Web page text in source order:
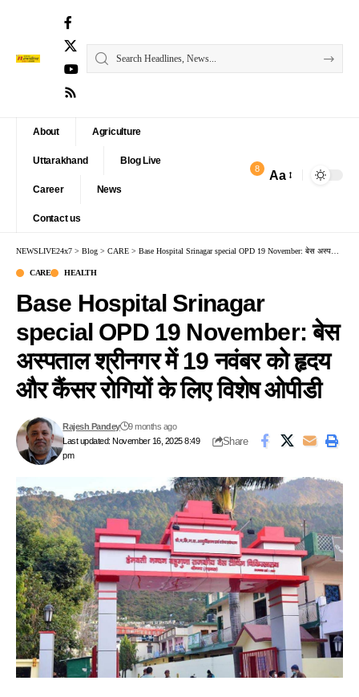
About Agriculture
Uttarakhand Blog Live
Career News
Contact us
8 Aa
NEWSLIVE24x7 > Blog > CARE > Base Hospital Srinagar special OPD 19 November: बेस अस्पताल श्रीनगर में 19 नवंबर को हृदय और कैंसर रोगियों के लिए विशेष ओपीडी
CARE HEALTH
Base Hospital Srinagar
special OPD 19 November: बेस
अस्पताल श्रीनगर में 19 नवंबर को हृदय
और कैंसर रोगियों के लिए विशेष ओपीडी
Last updated: November 16, 2025 8:49
pm
Rajesh Pandey 9 months ago
Share